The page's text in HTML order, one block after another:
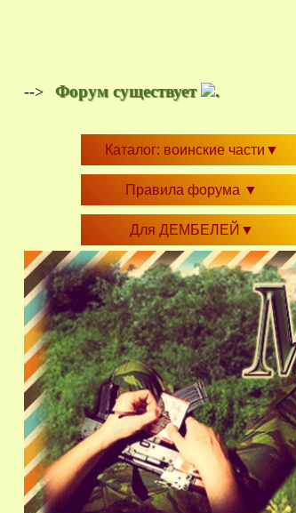
--> Форум существует .
Каталог: воинские части ▼
Правила форума ▼
Для ДЕМБЕЛЕЙ ▼